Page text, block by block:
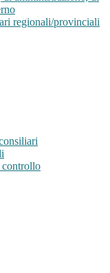
regionali/provinciali